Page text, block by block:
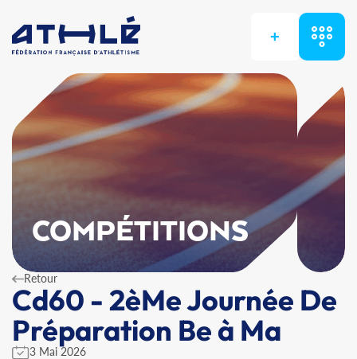
+
COMPÉTITIONS
Retour
Cd60 - 2èMe Journée De
Préparation Be à Ma
3 Mai 2026